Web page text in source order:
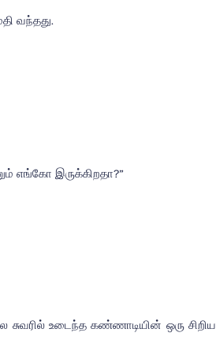
வந்தது.
எங்கோ இருக்கிறதா?”
உடைந்த கண்ணாடியின் ஒரு சிறிய